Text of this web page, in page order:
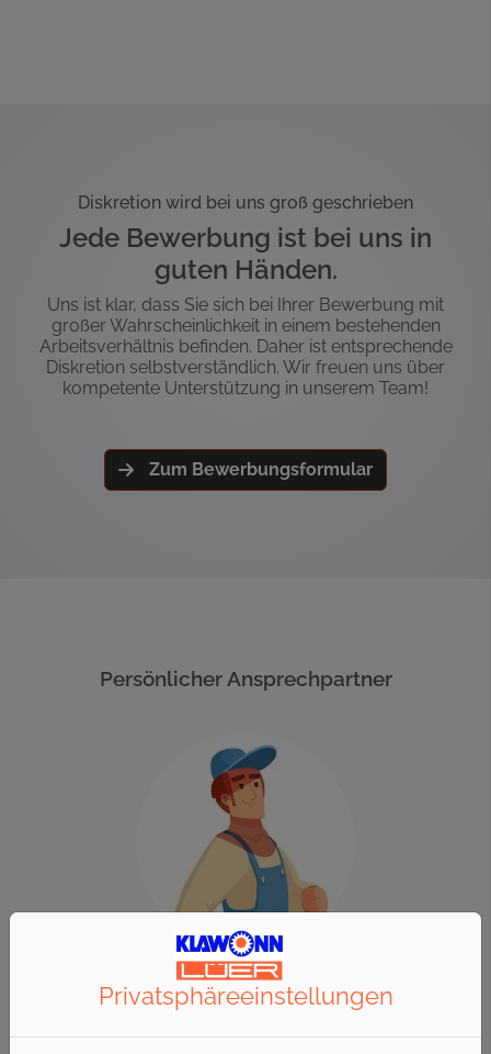
Diskretion wird bei uns groß geschrieben
Jede Bewerbung ist bei uns in
guten Händen.
Uns ist klar, dass Sie sich bei Ihrer Bewerbung mit
großer Wahrscheinlichkeit in einem bestehenden
Arbeitsverhältnis befinden. Daher ist entsprechende
Diskretion selbstverständlich. Wir freuen uns über
kompetente Unterstützung in unserem Team!
Zum Bewerbungsformular
Persönlicher Ansprechpartner
Liebe/r Bewerber/-in,
Privatsphäre­einstellungen